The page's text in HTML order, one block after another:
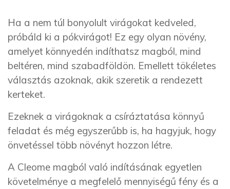
Ha a nem túl bonyolult virágokat kedveled,
próbáld ki a pókvirágot! Ez egy olyan növény,
amelyet könnyedén indíthatsz magból, mind
beltéren, mind szabadföldön. Emellett tökéletes
választás azoknak, akik szeretik a rendezett
kerteket.
Ezeknek a virágoknak a csíráztatása könnyű
feladat és még egyszerűbb is, ha hagyjuk, hogy
önvetéssel több növényt hozzon létre.
A Cleome magból való indításának egyetlen
követelménye a megfelelő mennyiségű fény és a